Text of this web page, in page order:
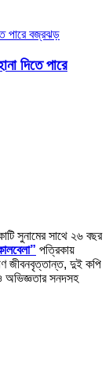
দিতে পারে
সুনামের সাথে ২৬ বছর
পত্রিকায়
জীবনবৃত্তান্ত, দুই কপি
অভিজ্ঞতার সনদসহ